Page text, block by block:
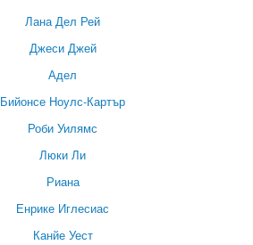
Лана Дел Рей
Джеси Джей
Адел
Бийонсе Ноулс-Картър
Роби Уилямс
Люки Ли
Риана
Енрике Иглесиас
Канйе Уест